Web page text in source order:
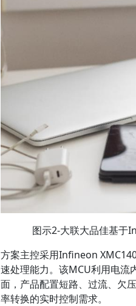
图示2-大联大品佳基于
方案主控采用Infineon
速处理能力。该MCU利用电流
面，产品配置短路、过流、欠
率转换的实时控制需求。